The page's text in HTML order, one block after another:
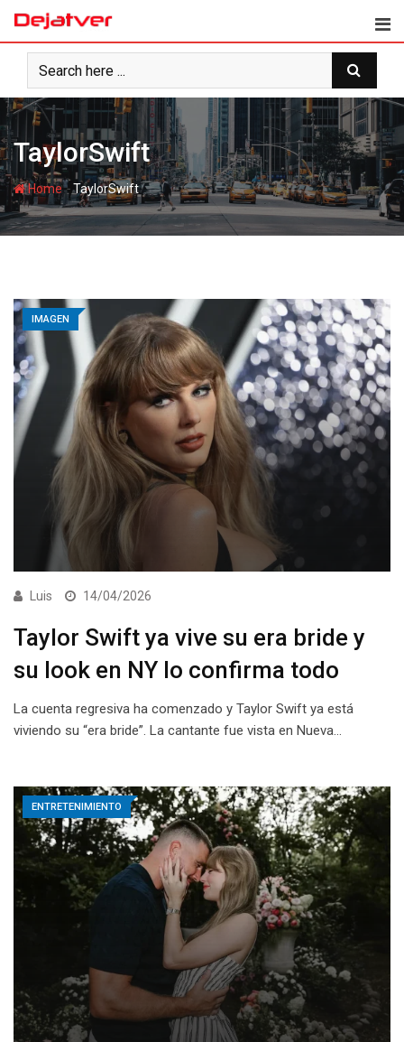
Skip
content
TaylorSwift
Home-TaylorSwift
IMAGEN
Luis 14/04/2026
Taylor Swift ya vive su era bride y
su look en NY lo confirma todo
La cuenta regresiva ha comenzado y Taylor Swift ya está
viviendo su “era bride”. La cantante fue vista en Nueva…
ENTRETENIMIENTO